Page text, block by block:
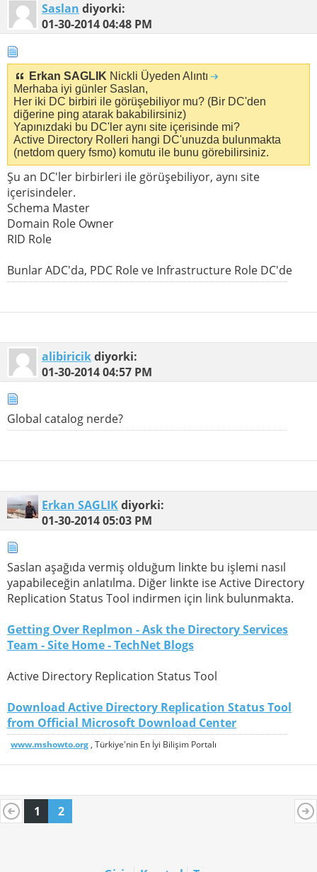
Saslan diyorki:
01-30-201404:48 PM
Erkan SAGLIK Nickli Üyeden Alıntı
Merhaba iyi günler Saslan,
Her iki DC birbiri ile görüşebiliyor mu? (Bir DC'den
diğerine ping atarak bakabilirsiniz)
Yapınızdaki bu DC'ler aynı site içerisinde mi?
Active Directory Rolleri hangi DC'unuzda bulunmakta
(netdom query fsmo) komutu ile bunu görebilirsiniz.
Şu an DC'ler birbirleri ile görüşebiliyor, aynı site
içerisindeler.
Schema Master
Domain Role Owner
RID Role
Bunlar ADC'da, PDC Role ve Infrastructure Role DC'de
alibiricikdiyorki:
01-30-201404:57 PM
Global catalog nerde?
Erkan SAGLIKdiyorki:
01-30-201405:03 PM
Saslan aşağıda vermiş olduğum linkte bu işlemi nasıl
yapabileceğin anlatılma. Diğer linkte ise Active Directory
Replication Status Tool indirmen için link bulunmakta.
Getting Over Replmon - Ask the Directory Services
Team - Site Home - TechNet Blogs
Active Directory Replication Status Tool
Download Active Directory Replication Status Tool
from Official Microsoft Download Center
www.mshowto.org , Türkiye'nin En İyi Bilişim Portalı
1 2